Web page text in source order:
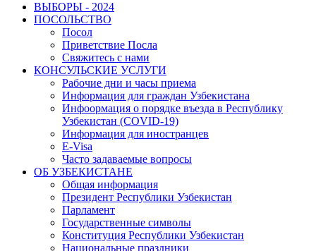
ВЫБОРЫ - 2024
ПОСОЛЬСТВО
Посол
Приветствие Посла
Свяжитесь с нами
КОНСУЛЬСКИЕ УСЛУГИ
Рабочие дни и часы приема
Информация для граждан Узбекистана
Инфоормация о порядке въезда в Республику
Узбекистан (COVID-19)
Информация для иностранцев
E-Visa
Часто задаваемые вопросы
ОБ УЗБЕКИСТАНЕ
Общая информация
Президент Республики Узбекистан
Парламент
Государственные символы
Конституция Республики Узбекистан
Национальные праздники